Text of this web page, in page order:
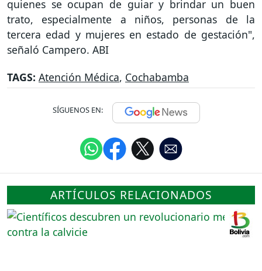
quienes se ocupan de guiar y brindar un buen
trato, especialmente a niños, personas de la
tercera edad y mujeres en estado de gestación",
señaló Campero. ABI
TAGS: Atención Médica, Cochabamba
SÍGUENOS EN:
ARTÍCULOS RELACIONADOS